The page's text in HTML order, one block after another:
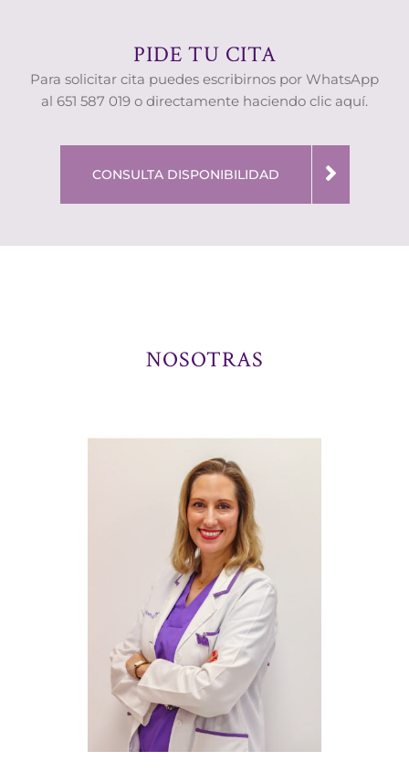
PIDE TU CITA
Para solicitar cita puedes escribirnos por WhatsApp
al 651 587 019 o directamente haciendo clic aquí.
CONSULTA DISPONIBILIDAD
NOSOTRAS